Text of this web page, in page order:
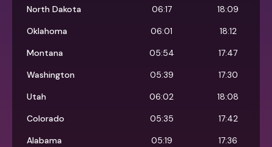
North Dakota
06:17
18:09
Oklahoma
06:01
18:12
Montana
05:54
17:47
Washington
05:39
17:30
Utah
06:02
18:08
Colorado
05:35
17:42
Alabama
05:19
17:36